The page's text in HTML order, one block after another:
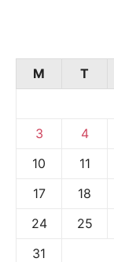
M
T
3
4
10
11
17
18
24
25
31